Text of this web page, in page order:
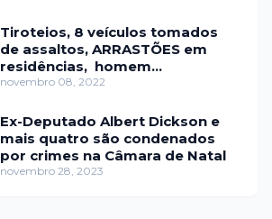
Tiroteios, 8 veículos tomados
de assaltos, ARRASTÕES em
residências, homem
encontrado morto
novembro 08, 2022
Ex-Deputado Albert Dickson e
mais quatro são condenados
por crimes na Câmara de Natal
novembro 28, 2023